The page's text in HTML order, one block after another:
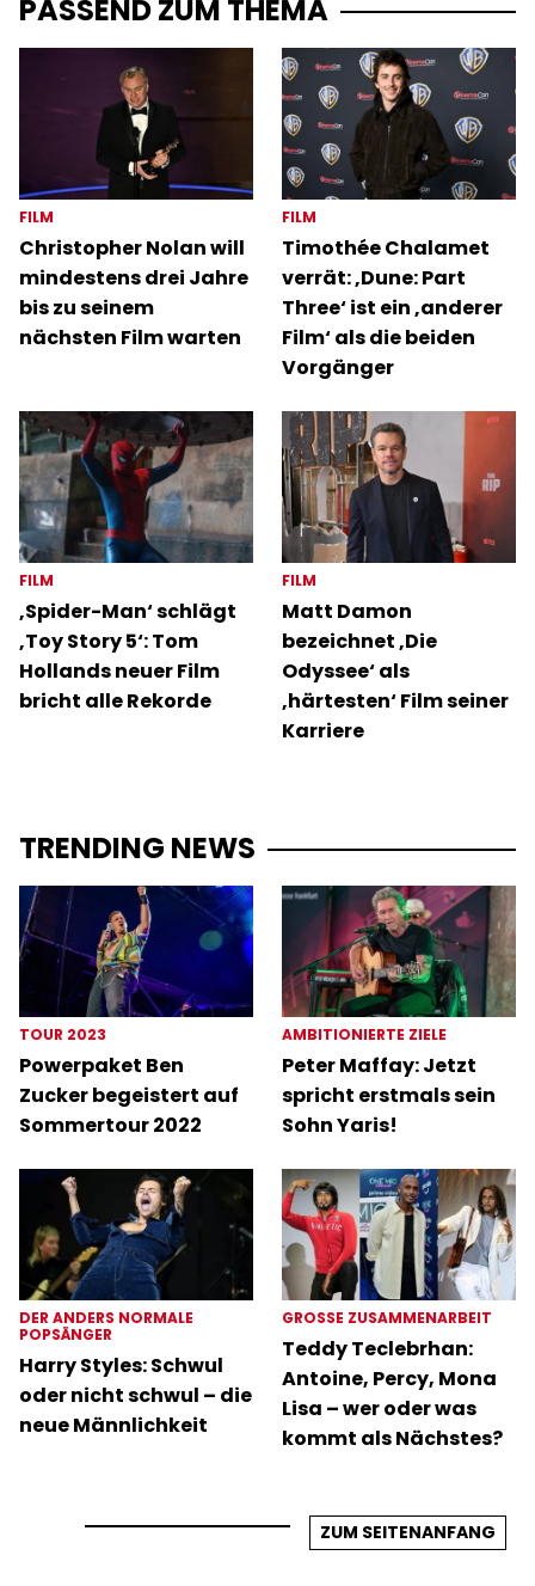
PASSEND ZUM THEMA
FILM
Christopher Nolan will
mindestens drei Jahre
bis zu seinem
nächsten Film warten
FILM
Timothée Chalamet
verrät: ‚Dune: Part
Three‘ ist ein ‚anderer
Film‘ als die beiden
Vorgänger
FILM
‚Spider-Man‘ schlägt
‚Toy Story 5‘: Tom
Hollands neuer Film
bricht alle Rekorde
FILM
Matt Damon
bezeichnet ‚Die
Odyssee‘ als
‚härtesten‘ Film seiner
Karriere
TRENDING NEWS
TOUR 2023
Powerpaket Ben
Zucker begeistert auf
Sommertour 2022
AMBITIONIERTE ZIELE
Peter Maffay: Jetzt
spricht erstmals sein
Sohn Yaris!
DER ANDERS NORMALE
POPSÄNGER
Harry Styles: Schwul
oder nicht schwul – die
neue Männlichkeit
GROSSE ZUSAMMENARBEIT
Teddy Teclebrhan:
Antoine, Percy, Mona
Lisa – wer oder was
kommt als Nächstes?
ZUM SEITENANFANG